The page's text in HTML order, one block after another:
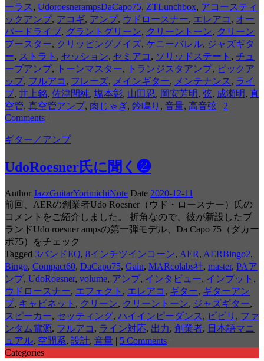
ーラス , UdoroesnerampsDaCapo75, ZTLunchbox, アコースティ
ックアンプ, アコギ, アンプ, ウドロースナー, エレアコ , オー
バードライブ, グラントグリーン, クリーントーン, クリーン
ブースター, クリッピングノイズ, ケニーバレル, ジャズギタ
ー, ストラト , セッション, セミアコ , ソリッドステート , チュ
ーブアンプ, トーンマスター, トランジスタアンプ, ピックア
ップ, フルアコ , フレーズ, メインギター, メンテナンス , ライ
ブ, 井上銘, 佐津間純, 塩本彰, 山田忍, 岡安芳明, 弦, 成瀬明, 真
空管, 真空管アンプ, 肉じゃぎ, 鈴鳴り , 音量, 高音弦 | 2
Comments |
ギター／アンプ
UdoRoesner氏に聞く❷
Author JazzGuitarYorimichiNote Date 2020-12-11
前回、AERの創業者Udo Roesner（ウド・ロースナー）氏の
コメントをご紹介しました。 折角なので、彼が新設したブ
ランドUdo roesner ampsの第一弾モデル、Da Capo 75（ダカー
ポ75）をチェック
Tagged 3バンドEQ, 8インチツインコーン, AER, AERBingo2,
Bingo, Compact60, DaCapo75, Gain, MARcolabs社, master, PAア
ンプ, UdoRoesner, volume, アンプ, インタビュー, インプット ,
ウドロースナー, エフェクト , エレアコ , ギター, ギターアン
プ, キャビネット , クリーン, クリーントーン, ジャズギター,
スピーカー, セッティング, ハイインピーダンス , ビビリ , ファ
ンタム電源, フルアコ , ライン対応, 出力, 創業者, 日本語マニ
ュアル, 空間系, 設計, 音量 | 5 Comments |
Categories